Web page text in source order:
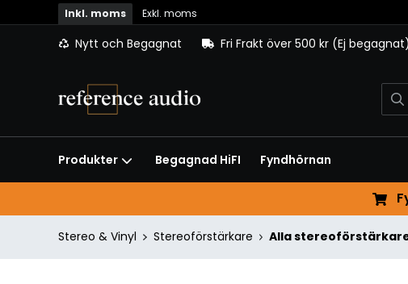
Inkl. moms Exkl. moms
Nytt och Begagnat Fri Frakt över 500 kr (Ej begagnat)
Produkter Begagnad HiFI Fyndhörnan
Stereo & Vinyl Stereoförstärkare Alla